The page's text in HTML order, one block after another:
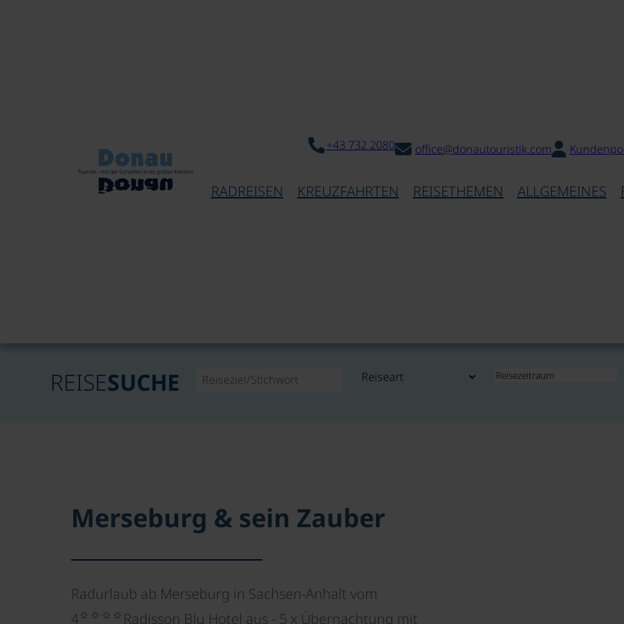
+43 732 2080 office@donautouristik.com
RADREISEN KREUZFAHRTEN REISETHEMEN ALLGEMEINES
REISESUCHE
Merseburg & sein Zauber
Radurlaub ab Merseburg in Sachsen-Anhalt vom
4 ☼☼☼☼ Radisson Blu Hotel aus - 5 x Übernachtung mit